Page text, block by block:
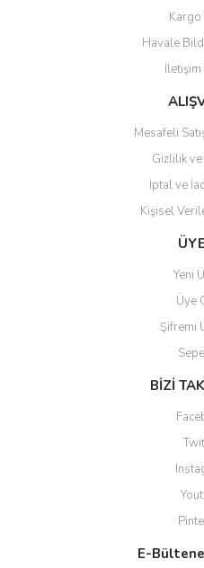
Ürün resmi kalitesiz, bozuk
Ürün açıklamasında eksik
Ürün bilgilerinde hatalar
Ürün fiyatı diğer sitelerden
Kargo
Havale
Mesafeli
Gizlilik
İptal ve
Kişisel
Yeni
Üye
Şifremi
BİZİ
E-